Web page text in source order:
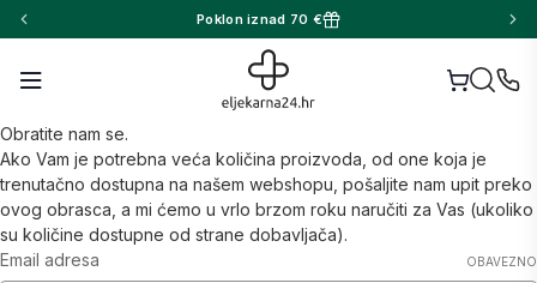
Poklon iznad 70 €
Obratite nam se.
Ako Vam je potrebna veća količina proizvoda, od one koja je
trenutačno dostupna na našem webshopu, pošaljite nam upit preko
ovog obrasca, a mi ćemo u vrlo brzom roku naručiti za Vas (ukoliko
su količine dostupne od strane dobavljača).
Email adresa
OBAVEZNO